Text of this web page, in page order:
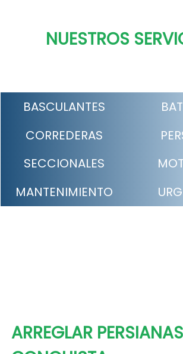
NUESTROS
BASCULANTES
CORREDERAS
SECCIONALES
MANTENIMIENTO
ARREGLAR